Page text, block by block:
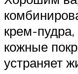
крем-пудра,
кожные
устраняет